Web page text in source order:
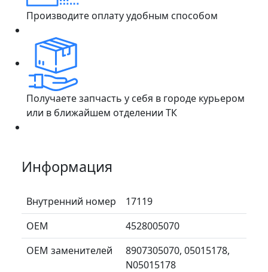
Производите оплату удобным способом
Получаете запчасть у себя в городе курьером
или в ближайшем отделении ТК
Информация
Внутренний номер
17119
ОЕМ
4528005070
ОЕМ заменителей
8907305070, 05015178,
N05015178